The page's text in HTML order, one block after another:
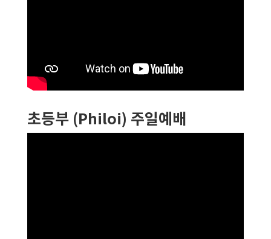
초등부 (Philoi) 주일예배